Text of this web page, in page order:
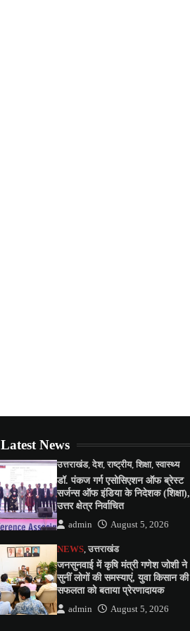
Latest News
उत्तराखंड, देश, राष्ट्रीय, शिक्षा, स्वास्थ्य
डॉ. पंकज गर्ग एसोसिएशन ऑफ ब्रेस्ट
सर्जन्स ऑफ इंडिया के निदेशक (शिक्षा),
उत्तर क्षेत्र निर्वाचित
admin August 5, 2026
NEWS, उत्तराखंड
जनसुनवाई में कृषि मंत्री गणेश जोशी ने
सुनीं लोगों की समस्याएं, युवा किसान की
सफलता को बताया प्रेरणादायक
admin August 5, 2026